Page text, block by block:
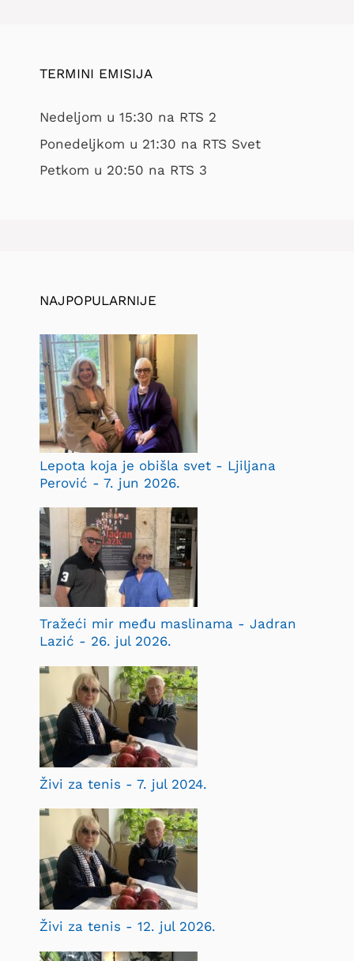
TERMINI EMISIJA
Nedeljom u 15:30 na RTS 2
Ponedeljkom u 21:30 na RTS Svet
Petkom u 20:50 na RTS 3
NAJPOPULARNIJE
Lepota koja je obišla svet - Ljiljana
Perović - 7. jun 2026.
Tražeći mir među maslinama - Jadran
Lazić - 26. jul 2026.
Živi za tenis - 7. jul 2024.
Živi za tenis - 12. jul 2026.